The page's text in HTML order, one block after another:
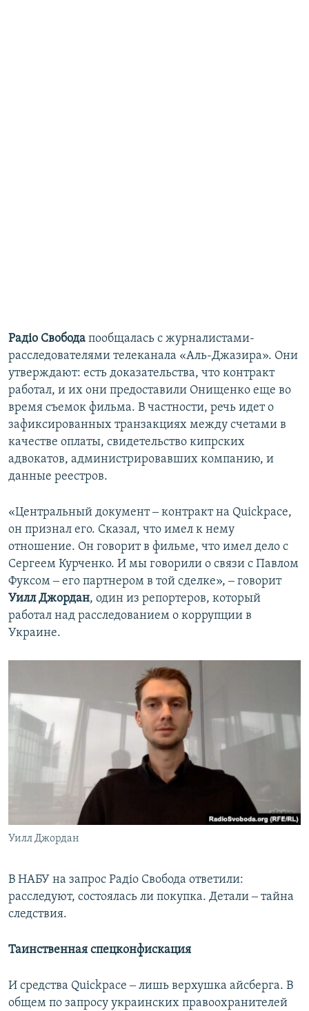
Радіо Свобода пообщалась с журналистами-
расследователями телеканала «Аль-Джазира». Они
утверждают: есть доказательства, что контракт
работал, и их они предоставили Онищенко еще во
время съемок фильма. В частности, речь идет о
зафиксированных транзакциях между счетами в
качестве оплаты, свидетельство кипрских
адвокатов, администрировавших компанию, и
данные реестров.
«Центральный документ ‒ контракт на Quickpace,
он признал его. Сказал, что имел к нему
отношение. Он говорит в фильме, что имел дело с
Сергеем Курченко. И мы говорили о связи с Павлом
Фуксом ‒ его партнером в той сделке», ‒ говорит
Уилл Джордан, один из репортеров, который
работал над расследованием о коррупции в
Украине.
Уилл Джордан
В НАБУ на запрос Радіо Свобода ответили:
расследуют, состоялась ли покупка. Детали ‒ тайна
следствия.
Таинственная спецконфискация
И средства Quickpace ‒ лишь верхушка айсберга. В
общем по запросу украинских правоохранителей